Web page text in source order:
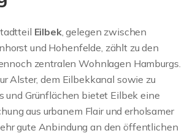
Eilbek, gelegen zwischen
und Hohenfelde, zählt zu den
zentralen Wohnlagen Hamburgs.
Alster, dem Eilbekkanal sowie zu
und Grünflächen bietet Eilbek eine
aus urbanem Flair und erholsamer
gute Anbindung an den öffentlichen